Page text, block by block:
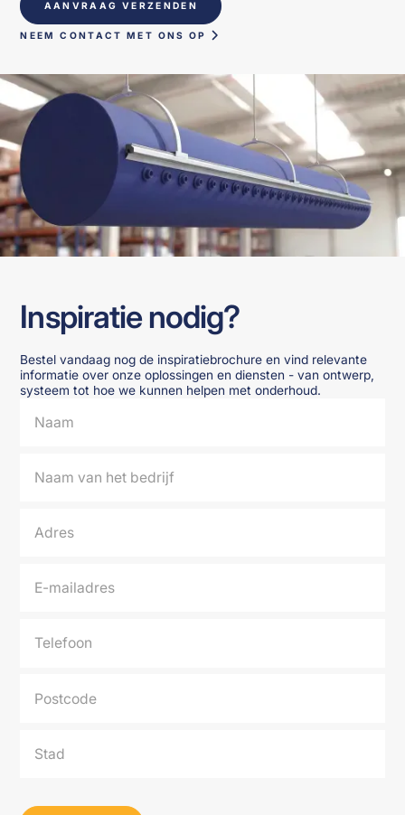
AANVRAAG VERZENDEN
NEEM CONTACT MET ONS OP
Inspiratie nodig?
Bestel vandaag nog de inspiratiebrochure en vind relevante
informatie over onze oplossingen en diensten - van ontwerp,
systeem tot hoe we kunnen helpen met onderhoud.